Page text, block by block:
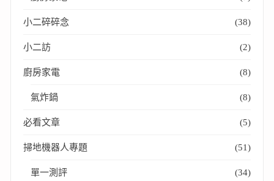
小二碎碎念 (38)
小二訪 (2)
廚房家電 (8)
氣炸鍋 (8)
必看文章 (5)
掃地機器人專題 (51)
單一測評 (34)